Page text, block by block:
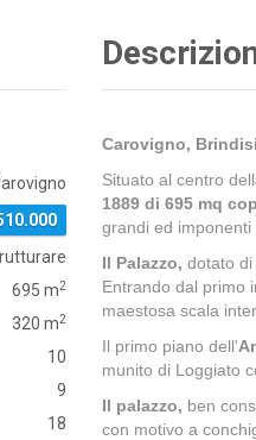
695 m2
320 m2
10
9
18
Carovigno,
Situato al centro
1889 di 695 mq
grandi ed imponenti
Il Palazzo, dotato
Entrando dal primo
maestosa scala
Il primo piano dell'
munito di Loggiato
Il palazzo, ben
con motivo a